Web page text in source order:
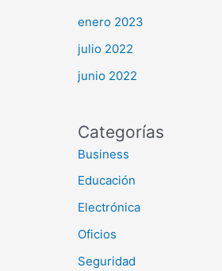
enero 2023
julio 2022
junio 2022
Categorías
Business
Educación
Electrónica
Oficios
Seguridad